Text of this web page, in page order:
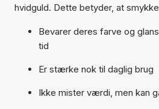
hvidguld. Dette betyder, at
Bevarer deres farve og
tid
Er stærke nok til daglig brug
Ikke mister værdi, men kan